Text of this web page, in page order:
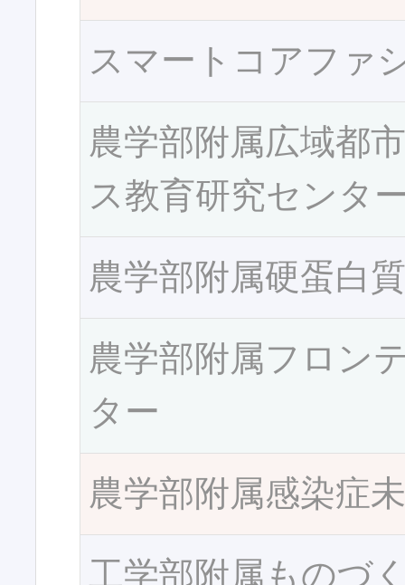
スマートコアファ
農学部附属広域都
ス教育研究センタ
農学部附属硬蛋白
農学部附属フロン
ター
農学部附属感染症
工学部附属ものづ